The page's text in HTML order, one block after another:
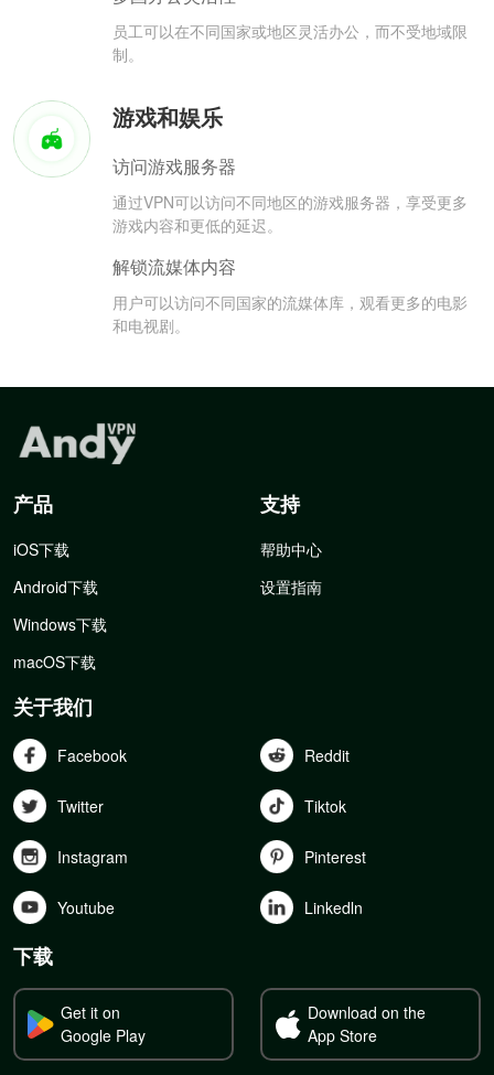
员工可以在不同国家或地区灵活办公，而不受地域限
制。
游戏和娱乐
访问游戏服务器
通过VPN可以访问不同地区的游戏服务器，享受更多
游戏内容和更低的延迟。
解锁流媒体内容
用户可以访问不同国家的流媒体库，观看更多的电影
和电视剧。
产品
iOS下载
Android下载
Windows下载
macOS下载
支持
帮助中心
设置指南
关于我们
Facebook Reddit
Twitter Tiktok
Instagram Pinterest
Youtube Linkedln
下载
Get it on
Google Play
Download on the
App Store